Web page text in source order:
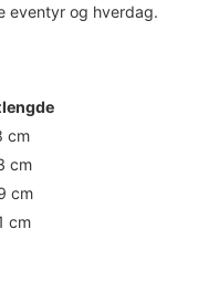
eventyr og hverdag.
cm
cm
cm
cm